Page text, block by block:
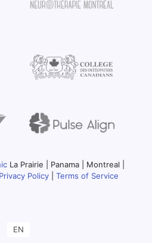
La Prairie | Panama | Montreal |
Privacy Policy Terms of Service
EN